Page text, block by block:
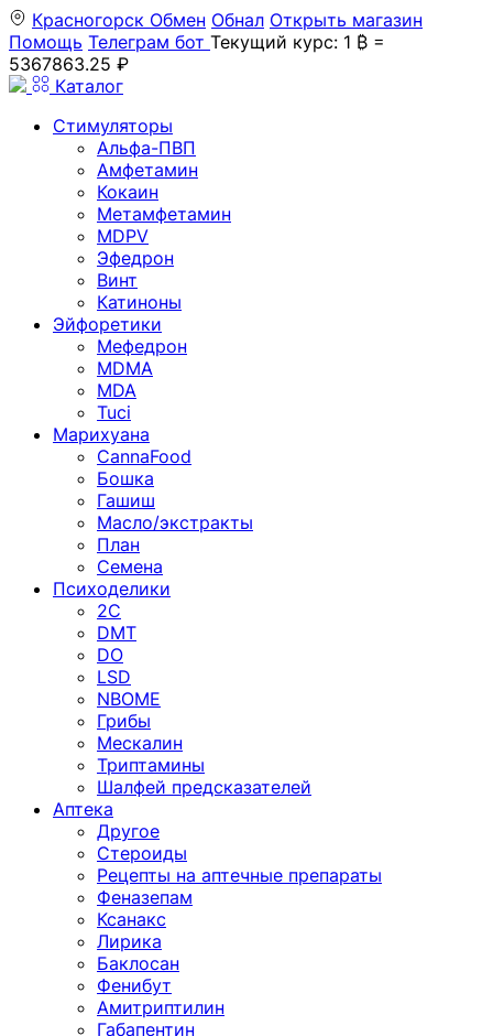
Красногорск Обмен Обнал Открыть магазин
Помощь Телеграм бот Текущий курс: 1 ₿ =
5367863.25 ₽
Каталог
Стимуляторы
Альфа-ПВП
Амфетамин
Кокаин
Метамфетамин
MDPV
Эфедрон
Винт
Катиноны
Эйфоретики
Мефедрон
MDMA
MDA
Tuci
Марихуана
CannaFood
Бошка
Гашиш
Масло/экстракты
План
Семена
Психоделики
2C
DMT
DO
LSD
NBOME
Грибы
Мескалин
Триптамины
Шалфей предсказателей
Аптека
Другое
Стероиды
Рецепты на аптечные препараты
Феназепам
Ксанакс
Лирика
Баклосан
Фенибут
Амитриптилин
Габапентин